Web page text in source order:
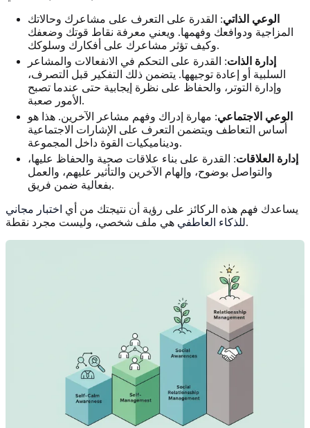
الوعي الذاتي: القدرة على التعرف على مشاعرك وحالاتك
المزاجية ودوافعك وفهمها. ويعني معرفة نقاط قوتك وضعفك
وكيف تؤثر مشاعرك على أفكارك وسلوكك.
إدارة الذات: القدرة على التحكم في الانفعالات والمشاعر
السلبية أو إعادة توجيهها. يتضمن ذلك التفكير قبل التصرف،
وإدارة التوتر، والحفاظ على نظرة إيجابية حتى عندما تصبح
الأمور صعبة.
الوعي الاجتماعي: مهارة إدراك وفهم مشاعر الآخرين. هذا هو
أساس التعاطف ويتضمن التعرف على الإشارات الاجتماعية
وديناميكيات القوة داخل المجموعة.
إدارة العلاقات: القدرة على بناء علاقات صحية والحفاظ عليها،
والتواصل بوضوح، وإلهام الآخرين والتأثير عليهم، والعمل
بفعالية ضمن فريق.
يساعدك فهم هذه الركائز على رؤية أن نتيجتك من أي اختبار مجاني
للذكاء العاطفيهي ملف شخصي، وليست مجرد نقطة.